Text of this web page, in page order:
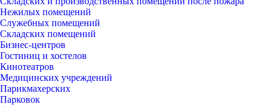
Нежилых помещений
Служебных помещений
Складских помещений
Бизнес-центров
Гостиниц и хостелов
Кинотеатров
Медицинских учреждений
Парикмахерских
Парковок